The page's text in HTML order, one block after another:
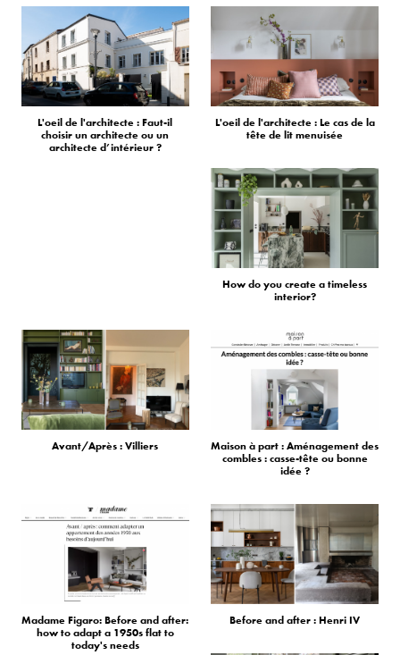
L'oeil de l'architecte : Faut-il
choisir un architecte ou un
architecte d’intérieur ?
L'oeil de l'architecte : Le cas de la
tête de lit menuisée
How do you create a timeless
interior?
Avant/Après : Villiers
Maison à part : Aménagement des
combles : casse-tête ou bonne
idée ?
Madame Figaro: Before and after:
how to adapt a 1950s flat to
today's needs
Before and after : Henri IV